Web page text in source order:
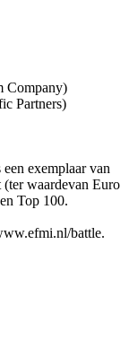
Company)
Partners)
exemplaar van
(ter waardevan Euro
Top 100.
battle.